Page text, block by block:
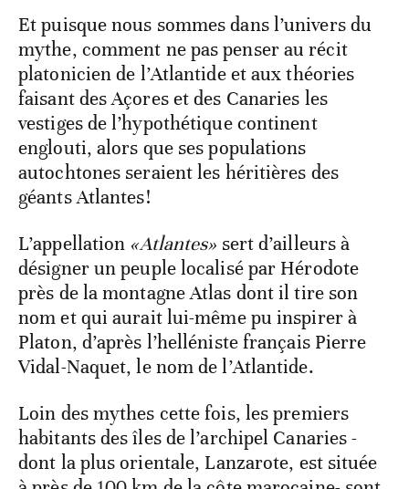
Et puisque nous sommes dans l’univers du
mythe, comment ne pas penser au récit
platonicien de l’Atlantide et aux théories
faisant des Açores et des Canaries les
vestiges de l’hypothétique continent
englouti, alors que ses populations
autochtones seraient les héritières des
géants Atlantes!
L’appellation «Atlantes» sert d’ailleurs à
désigner un peuple localisé par Hérodote
près de la montagne Atlas dont il tire son
nom et qui aurait lui-même pu inspirer à
Platon, d’après l’helléniste français Pierre
Vidal-Naquet, le nom de l’Atlantide.
Loin des mythes cette fois, les premiers
habitants des îles de l’archipel Canaries -
dont la plus orientale, Lanzarote, est située